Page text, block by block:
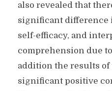
also revealed that
significant difference
self-efficacy, and
comprehension due
addition the results of
significant positive